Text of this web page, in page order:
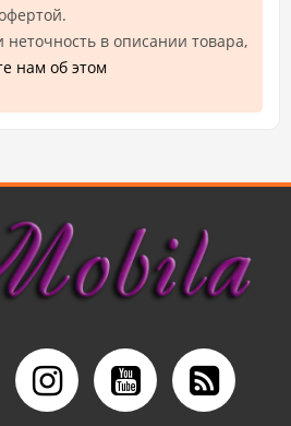
в описании товара,
нам об этом